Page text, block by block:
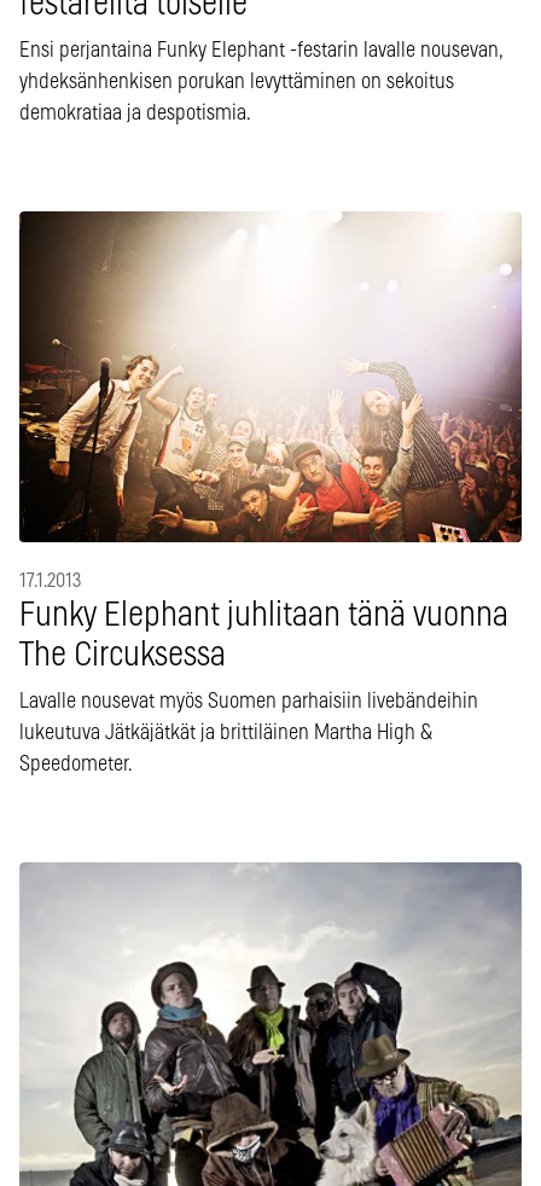
Ensi perjantaina Funky Elephant -festarin lavalle nousevan,
yhdeksänhenkisen porukan levyttäminen on sekoitus
demokratiaa ja despotismia.
17.1.2013
Funky Elephant juhlitaan tänä vuonna
The Circuksessa
Lavalle nousevat myös Suomen parhaisiin livebändeihin
lukeutuva Jätkäjätkät ja brittiläinen Martha High &
Speedometer.